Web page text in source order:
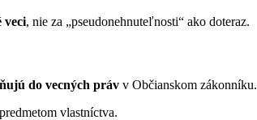
veci, nie za „pseudonehnuteľnosti“ ako doteraz.
do vecných práv v Občianskom zákonníku.
vlastníctva.